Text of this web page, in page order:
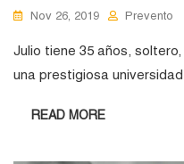
Nov 26, 2019 Prevento
Julio tiene 35 años,
una prestigiosa
READ MORE